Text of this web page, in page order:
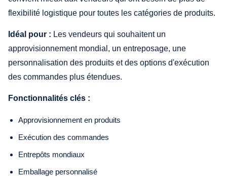
flexibilité logistique pour toutes les catégories de produits.
Idéal pour : Les vendeurs qui souhaitent un
approvisionnement mondial, un entreposage, une
personnalisation des produits et des options d'exécution
des commandes plus étendues.
Fonctionnalités clés :
Approvisionnement en produits
Exécution des commandes
Entrepôts mondiaux
Emballage personnalisé